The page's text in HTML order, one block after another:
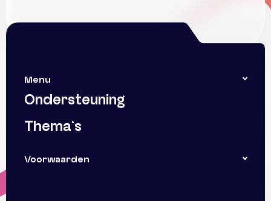
Menu
Ondersteuning
Thema’s
Voorwaarden